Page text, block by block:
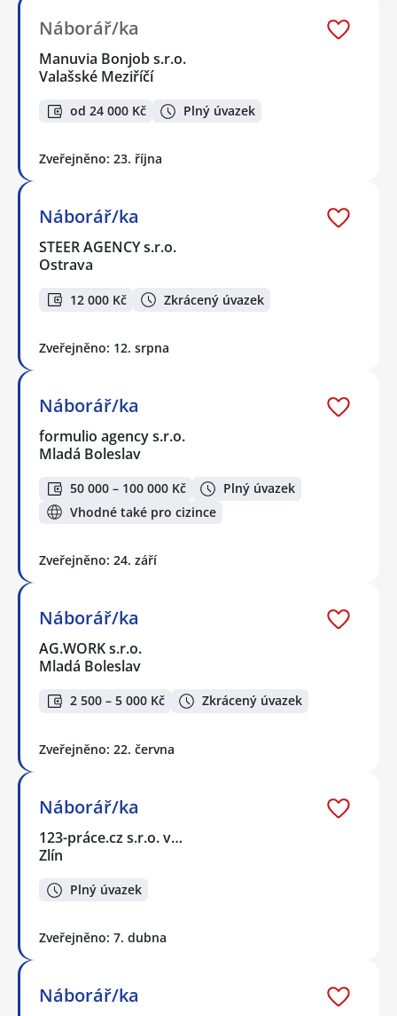
Náborář/ka
Manuvia Bonjob s.r.o.
Valašské Meziříčí
od 24 000 Kč Plný úvazek
Zveřejněno: 23. října
Náborář/ka
STEER AGENCY s.r.o.
Ostrava
12 000 Kč Zkrácený úvazek
Zveřejněno: 12. srpna
Náborář/ka
formulio agency s.r.o.
Mladá Boleslav
50 000 – 100 000 Kč
Plný úvazek
Vhodné také pro cizince
Zveřejněno: 24. září
Náborář/ka
AG.WORK s.r.o.
Mladá Boleslav
2 500 – 5 000 Kč Zkrácený úvazek
Zveřejněno: 22. června
Náborář/ka
123-práce.cz s.r.o. v…
Zlín
Plný úvazek
Zveřejněno: 7. dubna
Náborář/ka